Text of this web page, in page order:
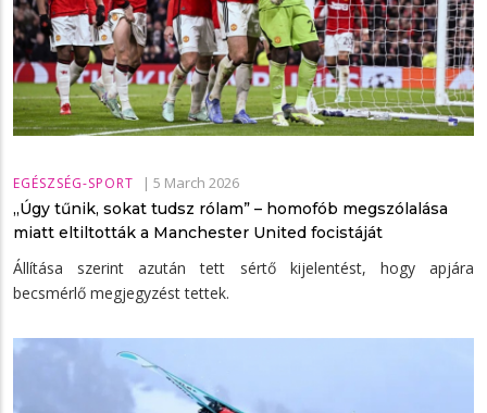
EGÉSZSÉG-SPORT | 5 March 2026
„Úgy tűnik, sokat tudsz rólam” – homofób megszólalása
miatt eltiltották a Manchester United focistáját
Állítása szerint azután tett sértő kijelentést, hogy apjára
becsmérlő megjegyzést tettek.